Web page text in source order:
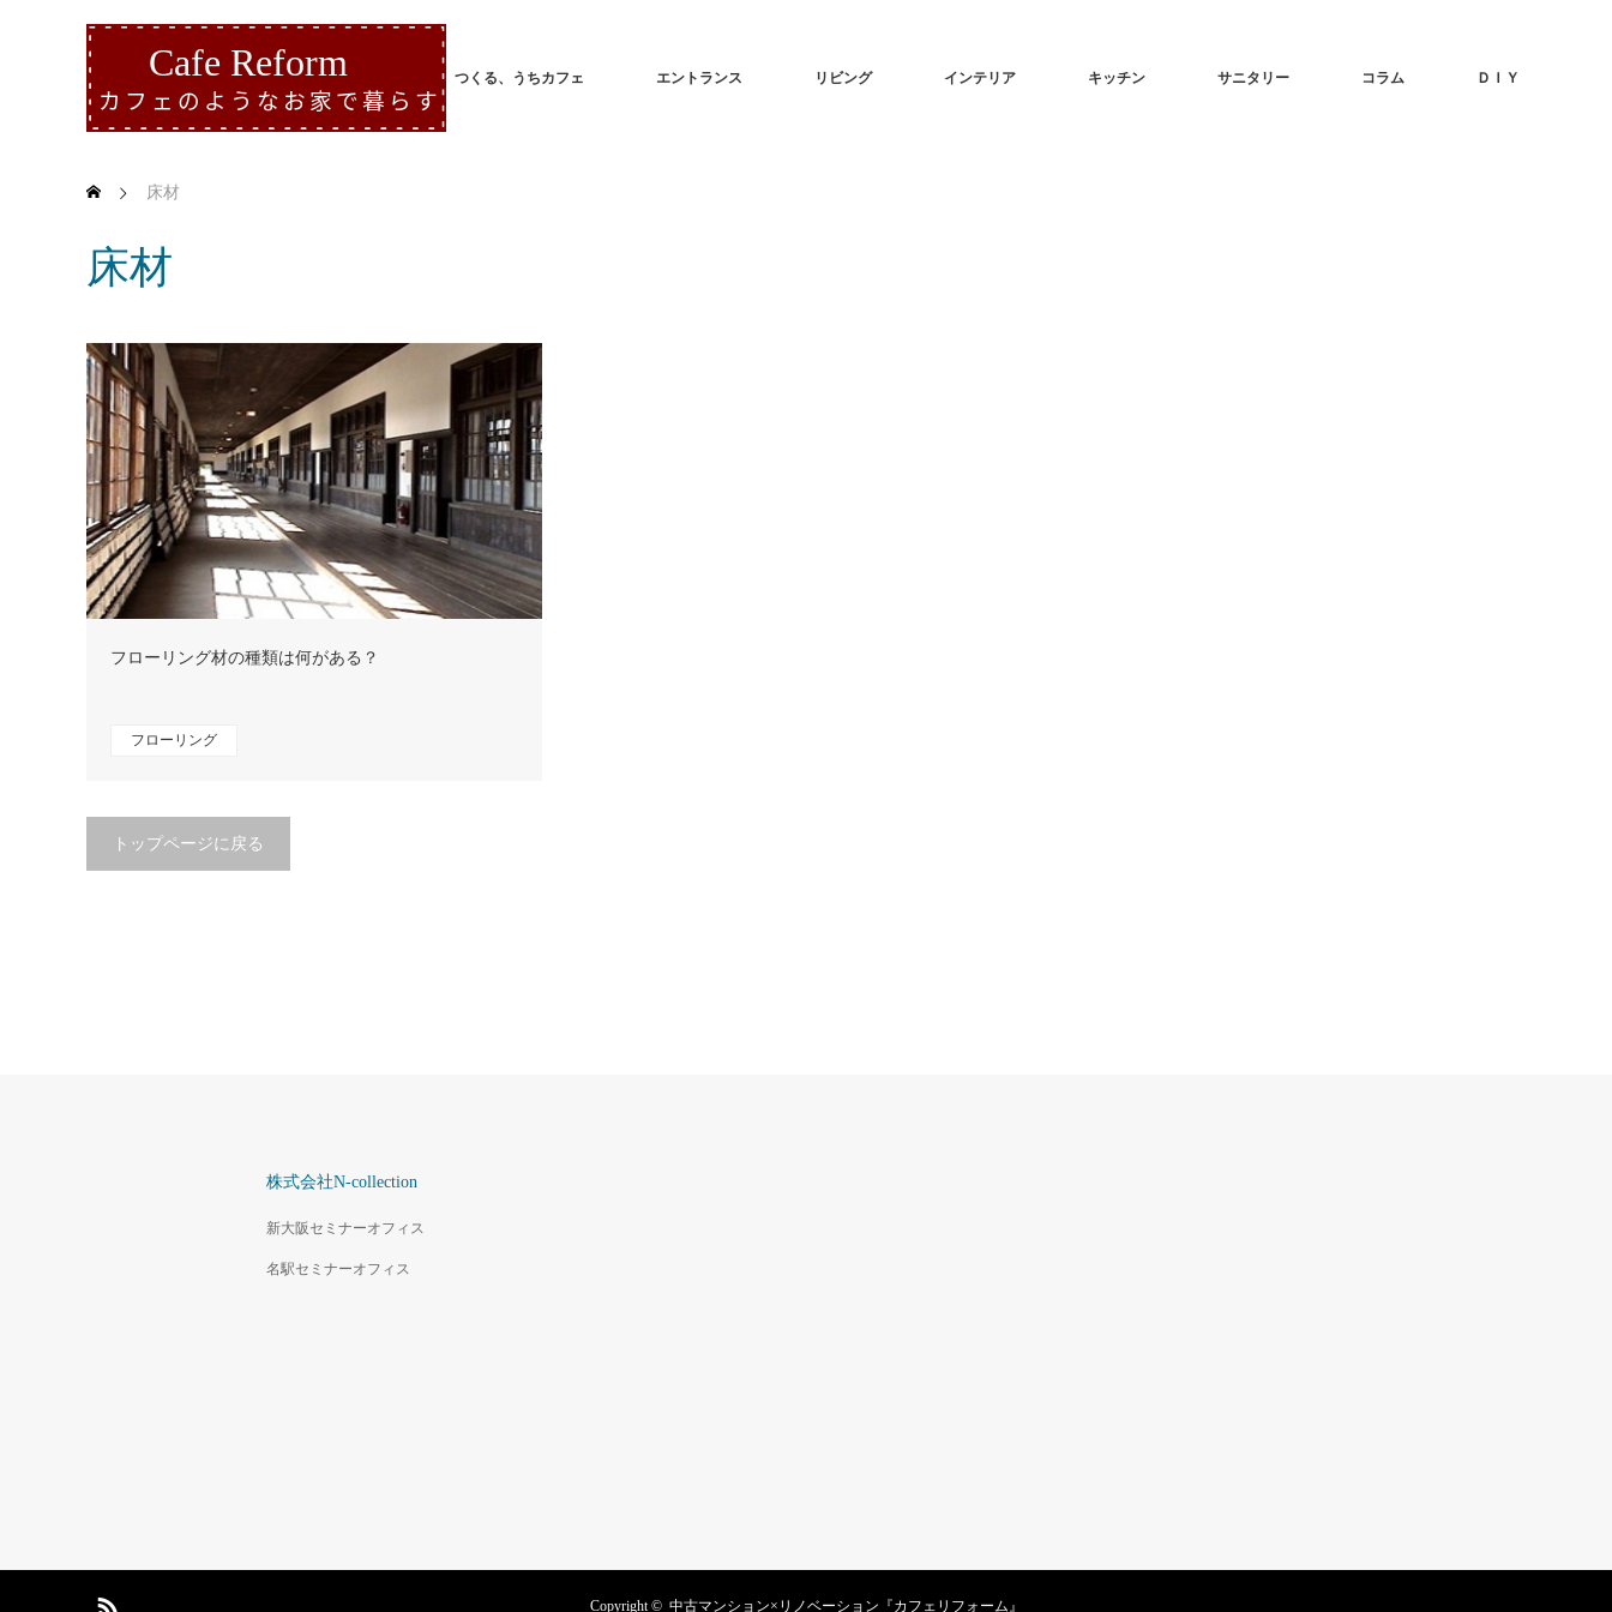
つくる、うちカフェ エントランス リビング インテリア キッチン サニタリー コラム ＤＩＹ
床材
床材
フローリング材の種類は何がある？
フローリング
トップページに戻る
株式会社N-collection
新大阪セミナーオフィス
名駅セミナーオフィス
Copyright © 中古マンション×リノベーション『カフェリフォーム』